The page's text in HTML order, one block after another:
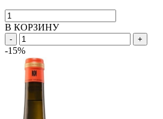
В КОРЗИНУ
- +
-15%